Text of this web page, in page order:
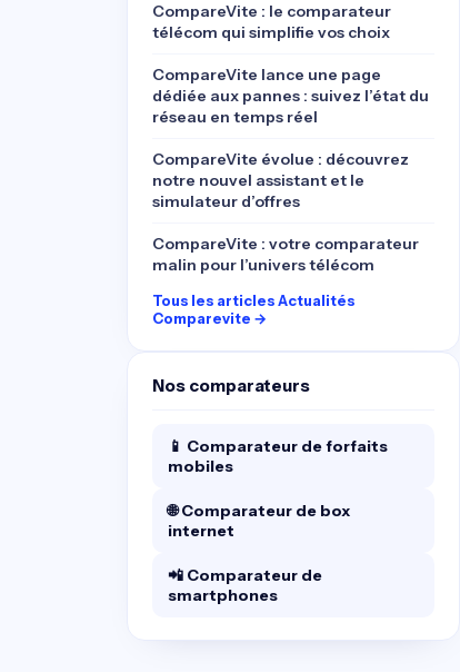
CompareVite : le comparateur
télécom qui simplifie vos choix
CompareVite lance une page
dédiée aux pannes : suivez l’état du
réseau en temps réel
CompareVite évolue : découvrez
notre nouvel assistant et le
simulateur d’offres
CompareVite : votre comparateur
malin pour l’univers télécom
Tous les articles Actualités
Comparevite →
Nos comparateurs
📱 Comparateur de forfaits
mobiles
🌐 Comparateur de box
internet
📲 Comparateur de
smartphones